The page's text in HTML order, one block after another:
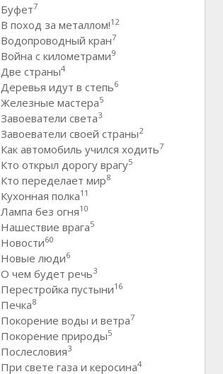
Буфет7
В поход за металлом!12
Водопроводный кран7
Война с километрами9
Две страны4
Деревья идут в степь6
Железные мастера5
Завоеватели света3
Завоеватели своей страны2
Как автомобиль учился ходить7
Кто открыл дорогу врагу5
Кто переделает мир8
Кухонная полка11
Лампа без огня10
Нашествие врага5
Новости60
Новые люди6
О чем будет речь3
Перестройка пустыни16
Печка8
Покорение воды и ветра7
Покорение природы5
Послесловия3
При свете газа и керосина4